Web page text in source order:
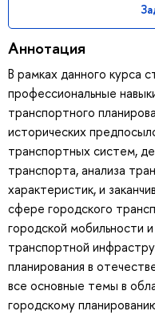
Аннотация
В рамках данного курса
профессиональные
транспортного
исторических
транспортных систем,
транспорта, анализа
характеристик, и
сфере городского
городской мобильности
транспортной
планирования в
все основные темы в
городскому